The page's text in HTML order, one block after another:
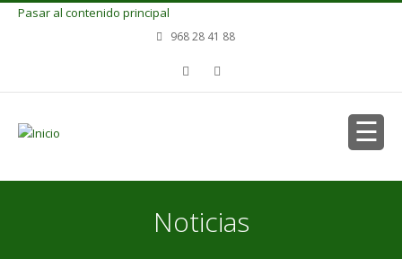
Pasar al contenido principal
968 28 41 88
Noticias